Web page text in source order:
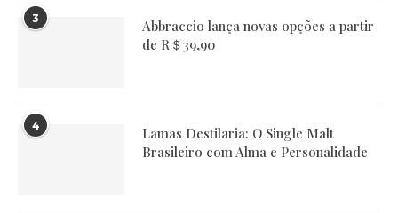
3
Abbraccio lança novas opções a partir
de R＄39,90
4
Lamas Destilaria: O Single Malt
Brasileiro com Alma e Personalidade